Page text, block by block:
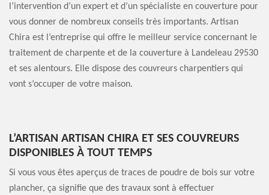
l’intervention d’un expert et d’un spécialiste en couverture pour
vous donner de nombreux conseils très importants. Artisan
Chira est l’entreprise qui offre le meilleur service concernant le
traitement de charpente et de la couverture à Landeleau 29530
et ses alentours. Elle dispose des couvreurs charpentiers qui
vont s’occuper de votre maison.
L’ARTISAN ARTISAN CHIRA ET SES COUVREURS
DISPONIBLES À TOUT TEMPS
Si vous vous êtes aperçus de traces de poudre de bois sur votre
plancher, ça signifie que des travaux sont à effectuer